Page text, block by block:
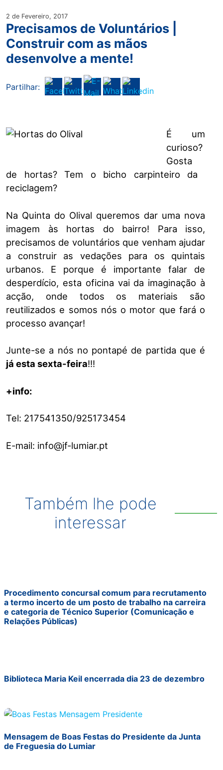
2 de Fevereiro, 2017
Precisamos de Voluntários |
Construir com as mãos
desenvolve a mente!
Partilhar:
É um
curioso?
Gosta
de​ hortas? Te​m​ o bicho carpinteiro da ​
reciclagem?
Na Quinta do Olival queremos dar uma nova
imagem às hortas do bairro! Para isso,
precisamos de voluntários que venha​m​ ajudar
a construir as vedações para os quintais
urbanos​. ​​E porque é importante falar de
desperdício, ​e​sta oficina vai da imaginação à
acção​, onde todos os materiais são
reutilizados e somos nós o motor que fará o
processo avançar!​
Junte-se a nós no pontapé de partida que é
já esta sexta-feira!!!
+info:
Tel: 2175​4​1350/925173454
E-mail: info@jf-lumiar.pt​
Também lhe pode
interessar
Procedimento concursal comum para recrutamento
a termo incerto de um posto de trabalho na carreira
e categoria de Técnico Superior (Comunicação e
Relações Públicas)
Biblioteca Maria Keil encerrada dia 23 de dezembro
Mensagem de Boas Festas do Presidente da Junta
de Freguesia do Lumiar